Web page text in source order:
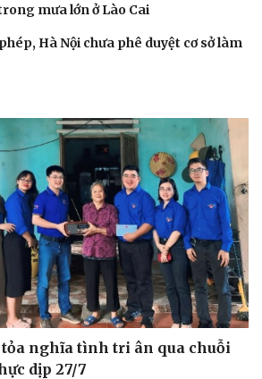
mưa lớn ở Lào Cai
Hà Nội chưa phê duyệt cơ sở làm
tỏa nghĩa tình tri ân qua chuỗi
dịp 27/7